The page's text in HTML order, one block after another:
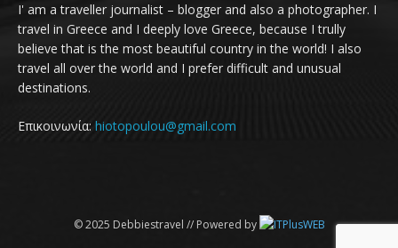
I' am a traveller journalist – blogger and also a photographer. I
travel in Greece and I deeply love Greece, because I trully
believe that is the most beautiful country in the world! I also
travel all over the world and I prefer difficult and unusual
destinations.
Επικοινωνία: hiotopoulou@gmail.com
© 2025 Debbiestravel // Powered by